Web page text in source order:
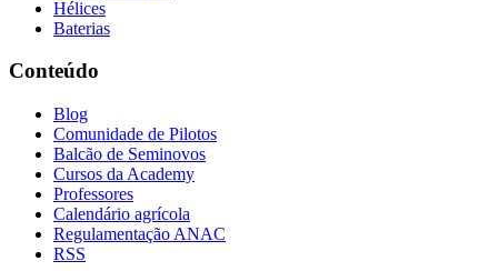
Hélices
Baterias
Conteúdo
Blog
Comunidade de Pilotos
Balcão de Seminovos
Cursos da Academy
Professores
Calendário agrícola
Regulamentação ANAC
RSS